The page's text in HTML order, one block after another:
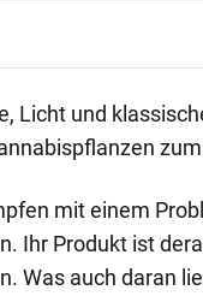
Licht und
mit einem
Ihr Produkt ist
Was auch daran